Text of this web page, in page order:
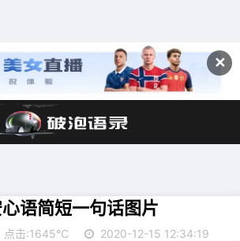
✕
语简短一句话图片
点击:1645℃
2020-12-15 12:34:19